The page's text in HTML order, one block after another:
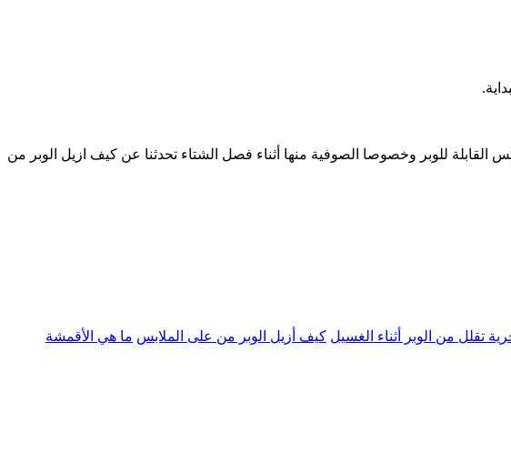
للوبر وخصوصا الصوفية منها أثناء فصل الشتاء تحدثنا عن كيف ازيل الوبر من
تقلل من الوبر أثناء الغسيل كيف أزيل الوبر من على الملابس ما هي الأقمشة